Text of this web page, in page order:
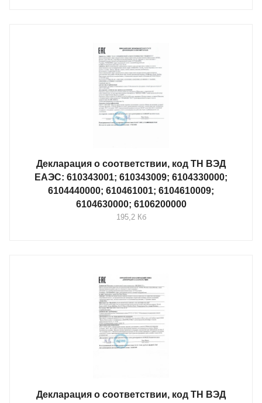
Декларация о соответствии, код ТН ВЭД
ЕАЭС: 610343001; 610343009; 6104330000;
6104440000; 610461001; 6104610009;
6104630000; 6106200000
195,2 Кб
Декларация о соответствии, код ТН ВЭД